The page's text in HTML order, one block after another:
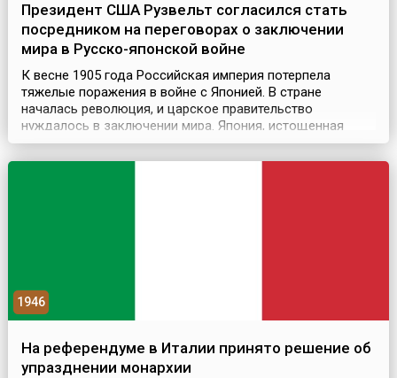
Президент США Рузвельт согласился стать
посредником на переговорах о заключении
мира в Русско-японской войне
К весне 1905 года Российская империя потерпела
тяжелые поражения в войне с Японией. В стране
началась революция, и царское правительство
нуждалось в заключении мира. Япония, истощенная
кровопролитными сражениями на суше и на море и
гигантскими военными расходами, также жаждала
1946
На референдуме в Италии принято решение об
упразднении монархии